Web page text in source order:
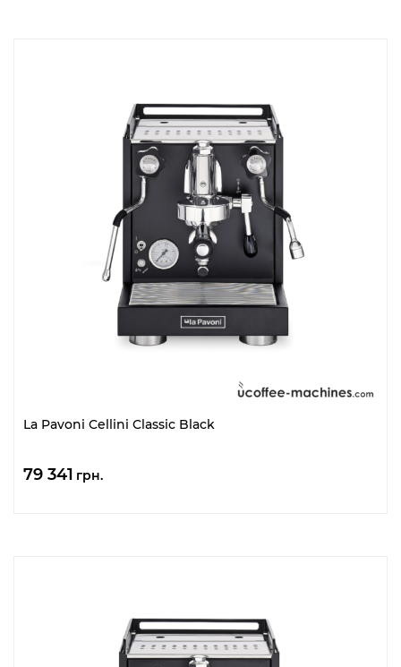
La Pavoni Cellini Classic Black
79 341 грн.